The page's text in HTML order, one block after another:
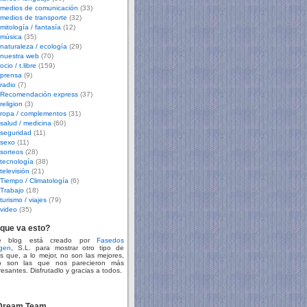
medios de comunicación (33)
medios de transporte (32)
mitología / fantasía (12)
música (35)
naturaleza / ecología (29)
nuestra web (70)
ocio / t.libre (159)
prensa (9)
radio (7)
Recomendación express (37)
religion (3)
ropa / complementos (31)
salud / medicina (60)
seguridad (11)
sexo (11)
sorteos (28)
tecnología (38)
televisión (21)
Tiempo / Climatología (6)
Trabajo (18)
turismo / viajes (79)
video (35)
va esto?
blog está creado por Fasedos
, S.L. para mostrar otro tipo de
que, a lo mejor, no son las mejores,
son las que nos parecieron más
Disfrutadlo y gracias a todos.